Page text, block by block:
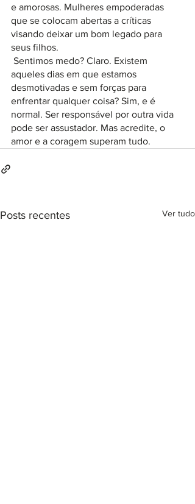
e amorosas. Mulheres empoderadas
que se colocam abertas a críticas
visando deixar um bom legado para
seus filhos.
aqueles dias em que estamos
desmotivadas e sem forças para
enfrentar qualquer coisa? Sim, e é
normal. Ser responsável por outra vida
pode ser assustador. Mas acredite, o
amor e a coragem superam tudo.
Posts recentes Ver tudo